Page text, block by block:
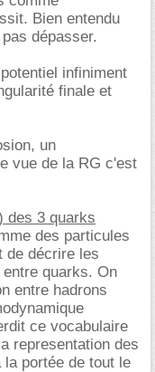
Bien entendu
dépasser.
infiniment
finale et
un
vue de la RG c'est
des 3 quarks
des particules
de décrire les
quarks. On
entre hadrons
ce vocabulaire
representation des
portée de tout le